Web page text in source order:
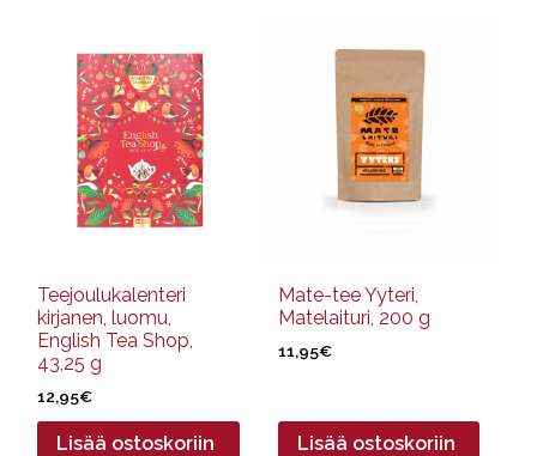
Teejoulukalenteri
kirjanen, luomu,
English Tea Shop,
43,25 g
12,95€
Lisää ostoskoriin
Mate-tee Yyteri,
Matelaituri, 200 g
11,95€
Lisää ostoskoriin